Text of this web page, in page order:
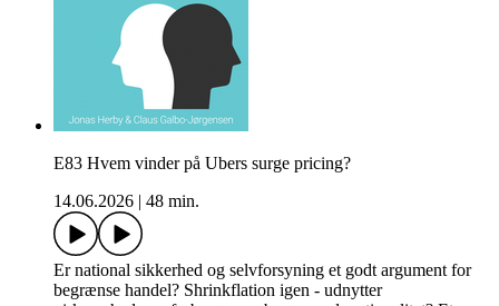
E83 Hvem vinder på Ubers surge pricing?
14.06.2026
48 min.
Er national sikkerhed og selvforsyning et godt argument for
begrænse handel? Shrinkflation igen - udnytter